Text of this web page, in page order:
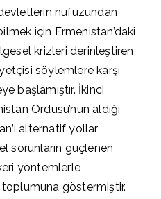
devletlerin nüfuzundan
için Ermenistan’daki
krizleri derinleştiren
söylemlere karşı
başlamıştır. İkinci
Ordusu’nun aldığı
alternatif yollar
sorunların güçlenen
yöntemlerle
göstermiştir.